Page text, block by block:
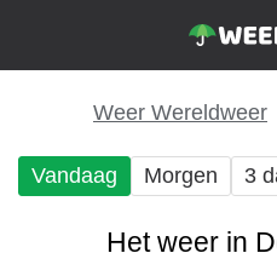
Weer Wereldweer
Vandaag Morgen 3
Het weer in